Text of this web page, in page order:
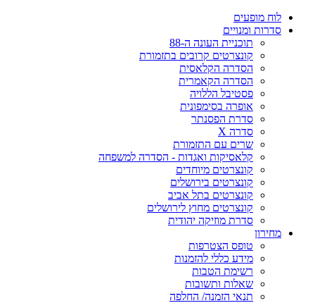
מופעים
ומנויים
תוכניית העונה ה-88
קונצרטים קרובים בתזמורת
הסדרה הקלאסית
הסדרה הקאמרית
פסטיבל הללויה
אופרה בסימפונית
סדרת הפסנתר
שרים עם התזמורת
קלאסיקות ואגדות - הסדרה למשפחה
קונצרטים מיוחדים
קונצרטים בירושלים
קונצרטים בתל אביב
קונצרטים מחוץ לירושלים
סדרת מוזיקה יהודית
טופס הצטרפות
מידע כללי להזמנות
רשימת הטבות
שאלות ותשובות
תנאי הזמנה/ החלפה